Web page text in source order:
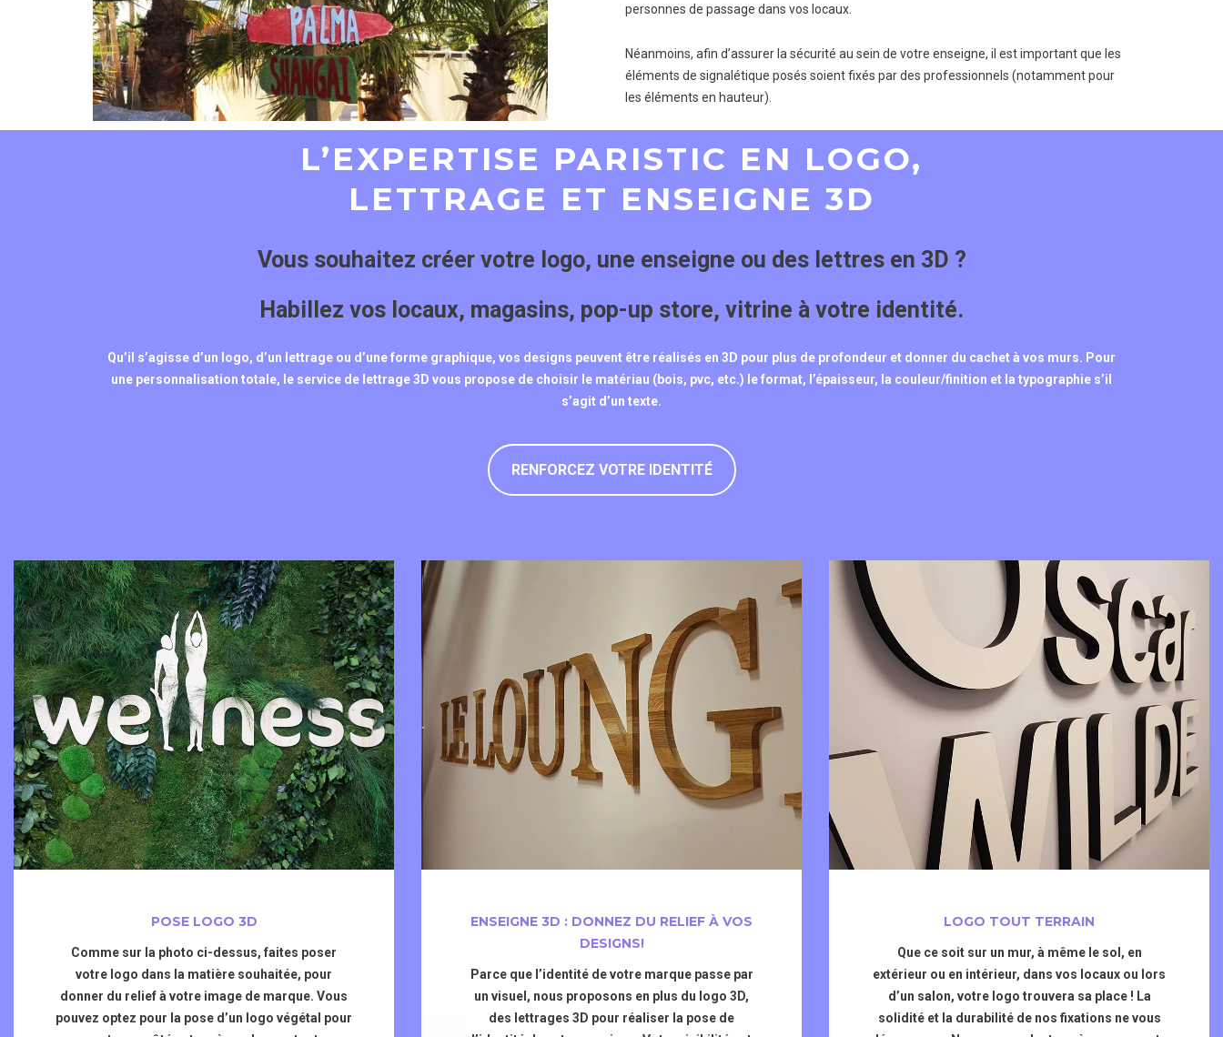
personnes de passage dans vos locaux.
Néanmoins, afin d’assurer la sécurité au sein de votre enseigne, il est important que les
éléments de signalétique posés soient fixés par des professionnels (notamment pour
les éléments en hauteur).
L’EXPERTISE PARISTIC EN LOGO,
LETTRAGE ET ENSEIGNE 3D
Vous souhaitez créer votre logo, une enseigne ou des lettres en 3D ?
Habillez vos locaux, magasins, pop-up store, vitrine à votre identité.
Qu’il s’agisse d’un logo, d’un lettrage ou d’une forme graphique, vos designs peuvent être réalisés en 3D pour plus de profondeur et donner du cachet à vos murs. Pour
une personnalisation totale, le service de lettrage 3D vous propose de choisir le matériau (bois, pvc, etc.) le format, l’épaisseur, la couleur/finition et la typographie s’il
s’agit d’un texte.
RENFORCEZ VOTRE IDENTITÉ
POSE LOGO 3D
Comme sur la photo ci-dessus, faites poser
votre logo dans la matière souhaitée, pour
donner du relief à votre image de marque. Vous
pouvez optez pour la pose d’un logo végétal pour
ENSEIGNE 3D : DONNEZ DU RELIEF À VOS
DESIGNS!
Parce que l’identité de votre marque passe par
un visuel, nous proposons en plus du logo 3D,
des lettrages 3D pour réaliser la pose de
LOGO TOUT TERRAIN
Que ce soit sur un mur, à même le sol, en
extérieur ou en intérieur, dans vos locaux ou lors
d’un salon, votre logo trouvera sa place ! La
solidité et la durabilité de nos fixations ne vous